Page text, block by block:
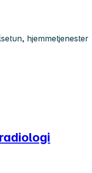
hjemmetjenester